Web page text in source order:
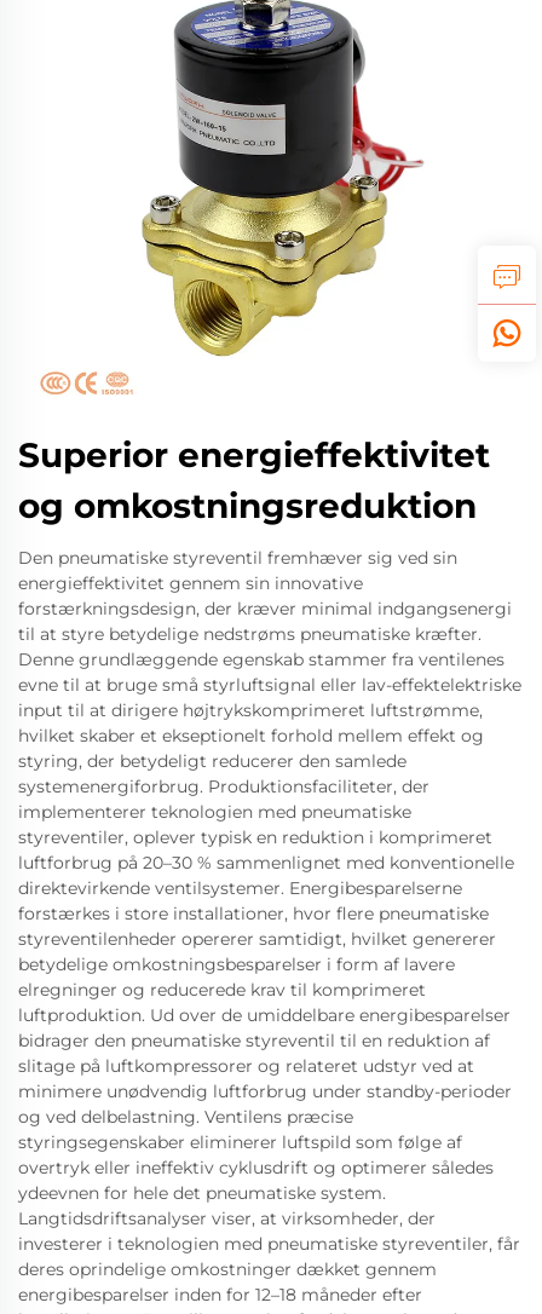
Superior energieffektivitet
og omkostningsreduktion
Den pneumatiske styreventil fremhæver sig ved sin
energieffektivitet gennem sin innovative
forstærkningsdesign, der kræver minimal indgangsenergi
til at styre betydelige nedstrøms pneumatiske kræfter.
Denne grundlæggende egenskab stammer fra ventilenes
evne til at bruge små styrluftsignal eller lav-effektelektriske
input til at dirigere højtrykskomprimeret luftstrømme,
hvilket skaber et ekseptionelt forhold mellem effekt og
styring, der betydeligt reducerer den samlede
systemenergiforbrug. Produktionsfaciliteter, der
implementerer teknologien med pneumatiske
styreventiler, oplever typisk en reduktion i komprimeret
luftforbrug på 20–30 % sammenlignet med konventionelle
direktevirkende ventilsystemer. Energibesparelserne
forstærkes i store installationer, hvor flere pneumatiske
styreventilenheder opererer samtidigt, hvilket genererer
betydelige omkostningsbesparelser i form af lavere
elregninger og reducerede krav til komprimeret
luftproduktion. Ud over de umiddelbare energibesparelser
bidrager den pneumatiske styreventil til en reduktion af
slitage på luftkompressorer og relateret udstyr ved at
minimere unødvendig luftforbrug under standby-perioder
og ved delbelastning. Ventilens præcise
styringsegenskaber eliminerer luftspild som følge af
overtryk eller ineffektiv cyklusdrift og optimerer således
ydeevnen for hele det pneumatiske system.
Langtidsdriftsanalyser viser, at virksomheder, der
investerer i teknologien med pneumatiske styreventiler, får
deres oprindelige omkostninger dækket gennem
energibesparelser inden for 12–18 måneder efter